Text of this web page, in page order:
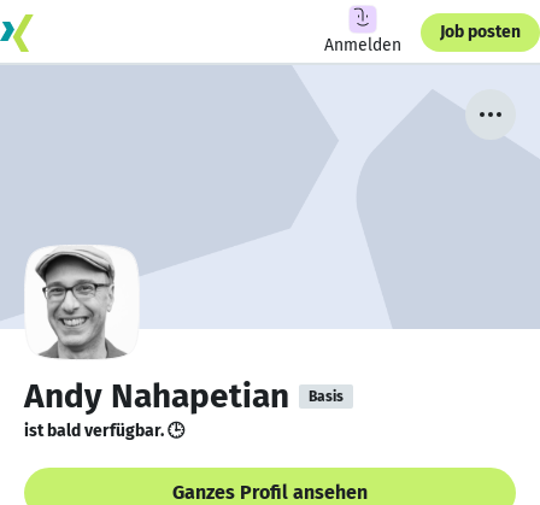
Anmelden
Job posten
Andy Nahapetian Basis
ist bald verfügbar. 🕒
Ganzes Profil ansehen